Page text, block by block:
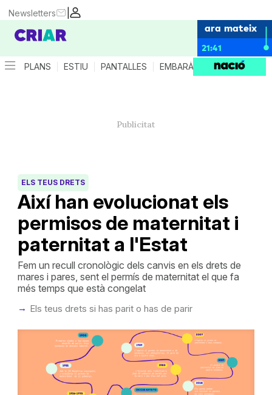
|
Newsletters
ara mateix
21:41
PLANS ESTIU PANTALLES EMBARÀS CRIANÇA
Així han evolucionat els
permisos de maternitat i
paternitat a l'Estat
ELS TEUS DRETS
Fem un recull cronològic dels canvis en els drets de
mares i pares, sent el permís de maternitat el que fa
més temps que està congelat
Els teus drets si has parit o has de parir